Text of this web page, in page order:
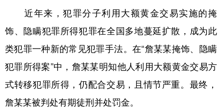
陕西 甘肃 青海 宁夏
新疆 内蒙古 黑龙江
多语种频道
近年来，犯罪分子利用大额黄金交易实施的掩
饰、隐瞒犯罪所得犯罪在全国多地蔓延扩散，成为此
类犯罪一种新的常见犯罪手法。在“詹某某掩饰、隐瞒
犯罪所得案”中，詹某某明知他人利用大额黄金交易方
式转移犯罪所得，仍配合交易，且情节严重。最终，
詹某某被判处有期徒刑并处罚金。